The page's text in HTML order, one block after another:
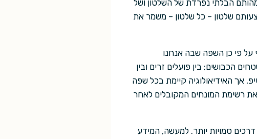
הבלתי נפרדת של השלטון ושל
שלטון – כל שלטון – משמר את
פי כן השפה שבה אנחנו
הכבושים; בין פועלים זרים ובין
אך האידיאולוגיה קיימת בכל שפה
רשימת המונחים המקובלים לאחר
סמויות יותר. למעשה, המידע